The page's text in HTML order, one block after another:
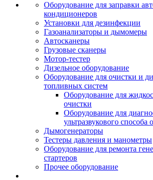
Оборудование для заправки
кондиционеров
Установки для дезинфекции
Газоанализаторы и дымомеры
Автосканеры
Грузовые сканеры
Мотор-тестер
Дизельное оборудование
Оборудование для очистки и
топливных систем
Оборудование для
очистки
Оборудование для
ультразвукового способа
Дымогенераторы
Тестеры давления и манометры
Оборудование для ремонта
стартеров
Прочее оборудование